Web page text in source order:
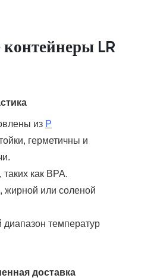
LR
из P
герметичны и
как BPA.
жирной или соленой
температур
доставка